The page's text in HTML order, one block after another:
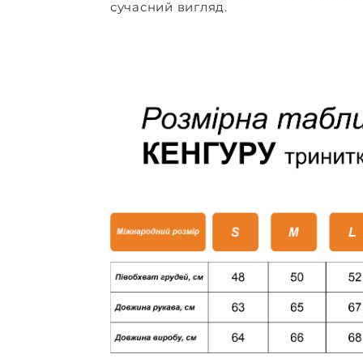
сучасний вигляд.